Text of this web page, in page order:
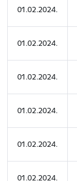
01.02.2024.
01.02.2024.
01.02.2024.
01.02.2024.
01.02.2024.
01.02.2024.